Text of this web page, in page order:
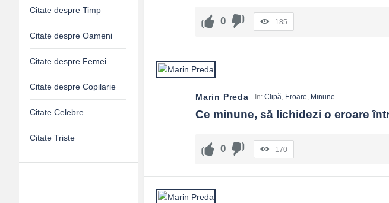
0 185
Marin Preda In: Clipă, Eroare, Minune
Ce minune, să lichidezi o eroare
0 170
Citate despre Timp
Citate despre Oameni
Citate despre Femei
Citate despre Copilarie
Citate Celebre
Citate Triste